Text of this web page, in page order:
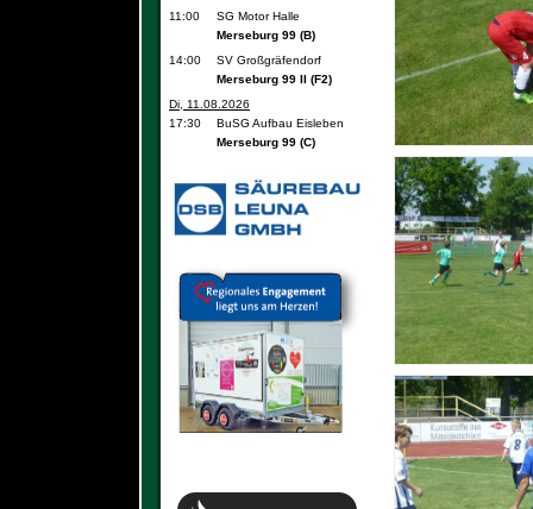
11:00
SG Motor Halle
Merseburg 99 (B)
14:00
SV Großgräfendorf
Merseburg 99 II (F2)
Di, 11.08.2026
17:30
BuSG Aufbau Eisleben
Merseburg 99 (C)